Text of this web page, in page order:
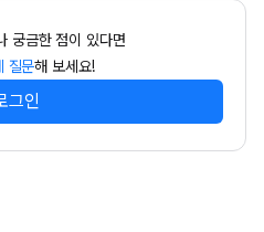
궁금한 점이 있다면
질문해 보세요!
그인